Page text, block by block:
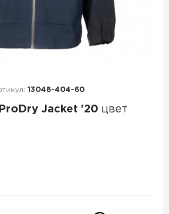
13048-404-60
ProDry Jacket '20 цвет